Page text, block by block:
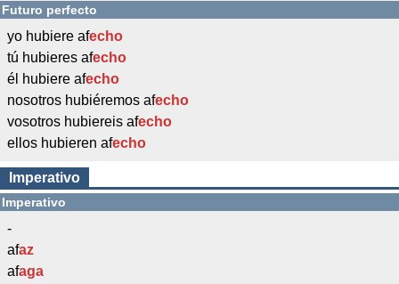
Futuro perfecto
yo hubiere afecho
tú hubieres afecho
él hubiere afecho
nosotros hubiéremos afecho
vosotros hubiereis afecho
ellos hubieren afecho
Imperativo
Imperativo
-
afaz
afaga